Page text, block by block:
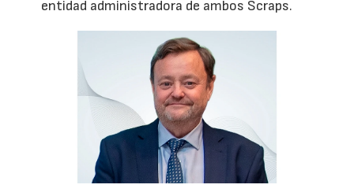
entidad administradora de ambos Scraps.